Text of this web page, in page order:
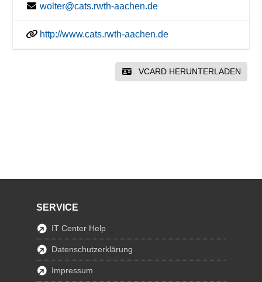
wolter@cats.rwth-aachen.de
http://www.cats.rwth-aachen.de
VCARD HERUNTERLADEN
SERVICE
IT Center Help
Datenschutzerklärung
Impressum